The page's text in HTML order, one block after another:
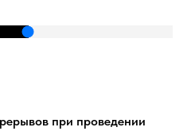
при проведении